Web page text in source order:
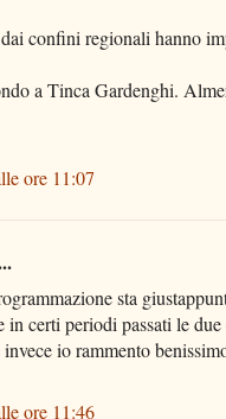
confini regionali hanno
a Tinca Gardenghi.
ore 11:07
sta
in certi periodi passati le
io rammento
ore 11:46